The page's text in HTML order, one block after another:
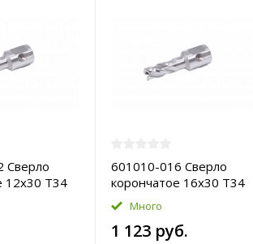
Сверло
12х30 T34
601010-016 Сверло
корончатое 16х30 T34
HSS-Pro
Много
1 123 руб.